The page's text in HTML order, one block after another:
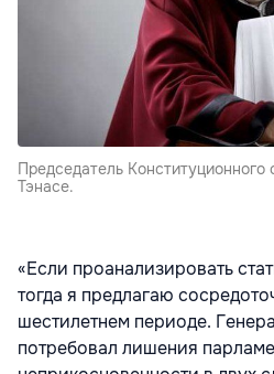
Председатель
Тэнасе.
«Если проанализировать
тогда я предлагаю
шестилетнем периоде.
потребовал лишения